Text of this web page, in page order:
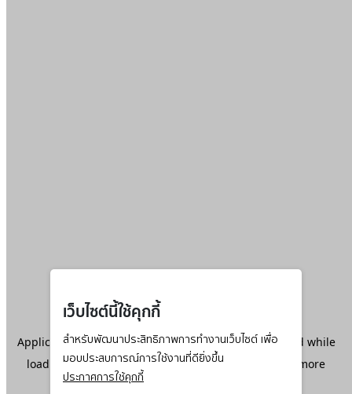
เว็บไซต์นี้ใช้คุกกี้
สำหรับพัฒนาประสิทธิภาพการทำงานเว็บไซต์ เพื่อ
มอบประสบการณ์การใช้งานที่ดียิ่งขึ้น
ประกาศการใช้คุกกี้
Application error: aclient-side exception has occurred while
loadingwww.ktc.co.th(see the browser console
for more
information).